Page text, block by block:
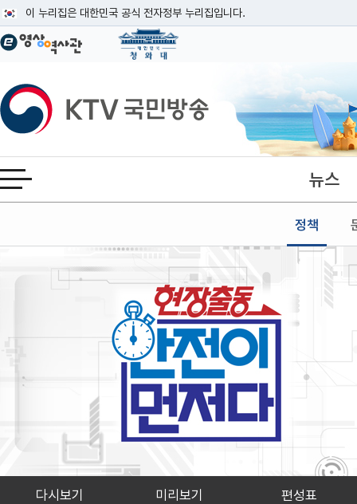
이 누리집은 대한민국 공식 전자정부 누리집입니다.
공식 누리집 주소 확인하기
이밖에 or.kr 또는 .kr등 다른 도메인 주소를 사용하고 있다면 아래 URL에서
운영중인 공식 누리집보기
KTV국민방송
전체메뉴 열기 뉴스
정책
본문
다시보기 미리보기 편성표